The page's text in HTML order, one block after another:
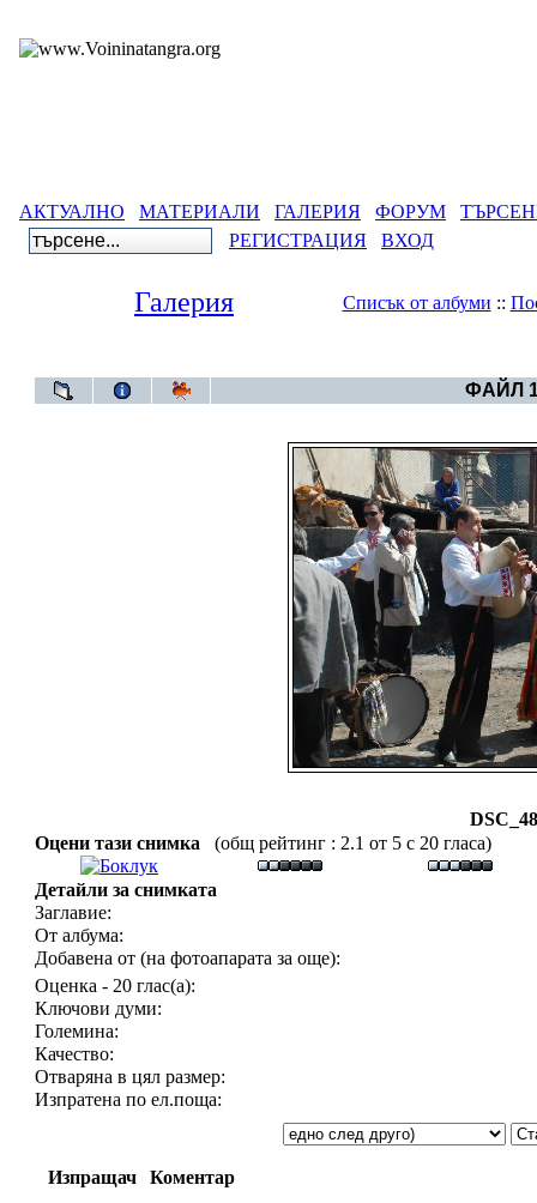
АКТУАЛНО МАТЕРИАЛИ ГАЛЕРИЯ ФОРУМ
РЕГИСТРАЦИЯ
ВХОД
Галерия Списък от албуми ::
ФАЙЛ
Оцени тази снимка
(общ рейтинг : 2.1 от 5 с 20 гласа)
Детайли за снимката
Заглавие:
От албума:
Добавена от (на фотоапарата за още):
Оценка - 20 глас(а):
Ключови думи:
Големина:
Качество:
Отваряна в цял размер:
Изпратена по ел.поща:
Изпращач Коментар